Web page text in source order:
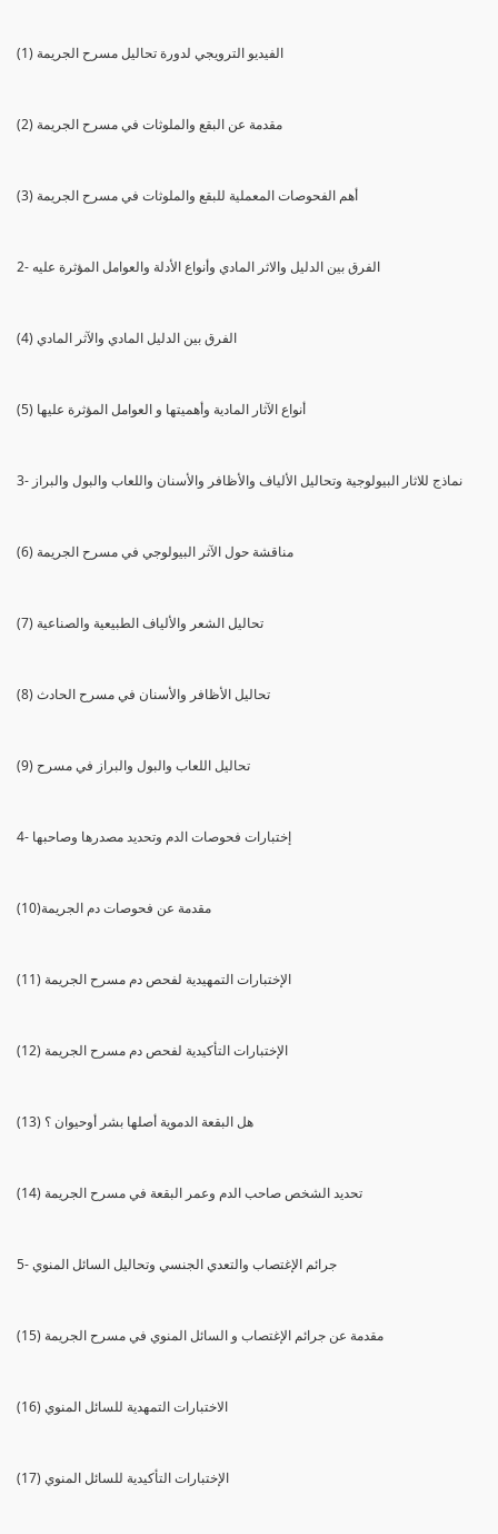
(1) الفيديو الترويجي لدورة تحاليل مسرح الجريمة
(2) مقدمة عن البقع والملوثات في مسرح الجريمة
(3) أهم الفحوصات المعملية للبقع والملوثات في مسرح الجريمة
2- الفرق بين الدليل والاثر المادي وأنواع الأدلة والعوامل المؤثرة عليه
(4) الفرق بين الدليل المادي والآثر المادي
(5) أنواع الآثار المادية وأهميتها و العوامل المؤثرة عليها
3- نماذج للاثار البيولوجية وتحاليل الألياف والأظافر والأسنان واللعاب والبول والبراز
(6) مناقشة حول الآثر البيولوجي في مسرح الجريمة
(7) تحاليل الشعر والألياف الطبيعية والصناعية
(8) تحاليل الأظافر والأسنان في مسرح الحادث
(9) تحاليل اللعاب والبول والبراز في مسرح
4- إختبارات فحوصات الدم وتحديد مصدرها وصاحبها
(10)مقدمة عن فحوصات دم الجريمة
(11) الإختبارات التمهيدية لفحص دم مسرح الجريمة
(12) الإختبارات التأكيدية لفحص دم مسرح الجريمة
(13) هل البقعة الدموية أصلها بشر أوحيوان ؟
(14) تحديد الشخص صاحب الدم وعمر البقعة في مسرح الجريمة
5- جرائم الإغتصاب والتعدي الجنسي وتحاليل السائل المنوي
(15) مقدمة عن جرائم الإغتصاب و السائل المنوي في مسرح الجريمة
(16) الاختبارات التمهدية للسائل المنوي
(17) الإختبارات التأكيدية للسائل المنوي